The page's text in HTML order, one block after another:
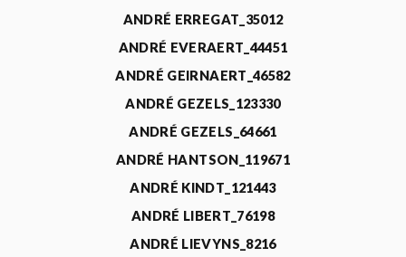
ANDRÉ ERREGAT_35012
ANDRÉ EVERAERT_44451
ANDRÉ GEIRNAERT_46582
ANDRÉ GEZELS_123330
ANDRÉ GEZELS_64661
ANDRÉ HANTSON_119671
ANDRÉ KINDT_121443
ANDRÉ LIBERT_76198
ANDRÉ LIEVYNS_8216